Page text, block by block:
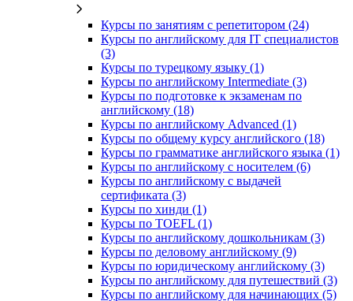
Курсы по занятиям с репетитором (24)
Курсы по английскому для IT специалистов
(3)
Курсы по турецкому языку (1)
Курсы по английскому Intermediate (3)
Курсы по подготовке к экзаменам по
английскому (18)
Курсы по английскому Advanced (1)
Курсы по общему курсу английского (18)
Курсы по грамматике английского языка (1)
Курсы по английскому с носителем (6)
Курсы по английскому с выдачей
сертификата (3)
Курсы по хинди (1)
Курсы по TOEFL (1)
Курсы по английскому дошкольникам (3)
Курсы по деловому английскому (9)
Курсы по юридическому английскому (3)
Курсы по английскому для путешествий (3)
Курсы по английскому для начинающих (5)